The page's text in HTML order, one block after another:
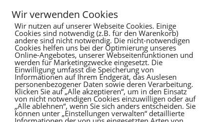
Recent Comments
Es sind keine Kommentare vorhanden.
Wir verwenden Cookies
Wir nutzen auf unserer Webseite Cookies. Einige
Cookies sind notwendig (z.B. für den Warenkorb)
andere sind nicht notwendig. Die nicht-notwendigen
Cookies helfen uns bei der Optimierung unseres
Online-Angebotes, unserer Webseitenfunktionen und
werden für Marketingzwecke eingesetzt. Die
Einwilligung umfasst die Speicherung von
Informationen auf Ihrem Endgerät, das Auslesen
personenbezogener Daten sowie deren Verarbeitung.
Klicken Sie auf „Alle akzeptieren“, um in den Einsatz
von nicht notwendigen Cookies einzuwilligen oder auf
„Alle ablehnen“, wenn Sie sich anders entscheiden. Sie
können unter „Einstellungen verwalten“ detaillierte